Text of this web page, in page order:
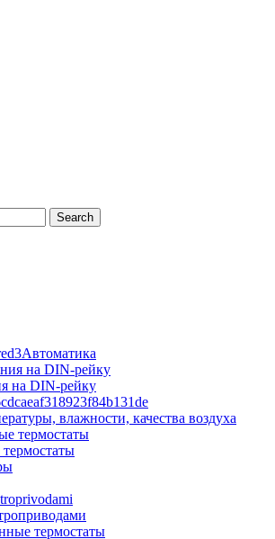
Search
Автоматика
на DIN-рейку
влажности, качества воздуха